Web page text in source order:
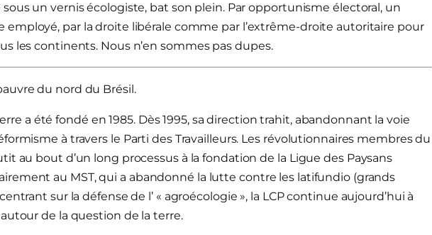
un vernis écologiste, bat son plein. Par opportunisme électoral, un
employé, par la droite libérale comme par l’extrême-droite autoritaire pour
les continents. Nous n’en sommes pas dupes.
du nord du Brésil.
a été fondé en 1985. Dès 1995, sa direction trahit, abandonnant la voie
à travers le Parti des Travailleurs. Les révolutionnaires membres du
au bout d’un long processus à la fondation de la Ligue des Paysans
au MST, qui a abandonné la lutte contre les latifundio (grands
sur la défense de l’ « agroécologie », la LCP continue aujourd’hui à
de la question de la terre.